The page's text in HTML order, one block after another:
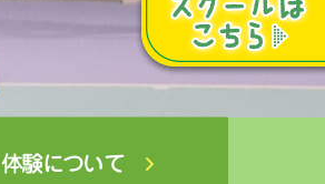
体験について